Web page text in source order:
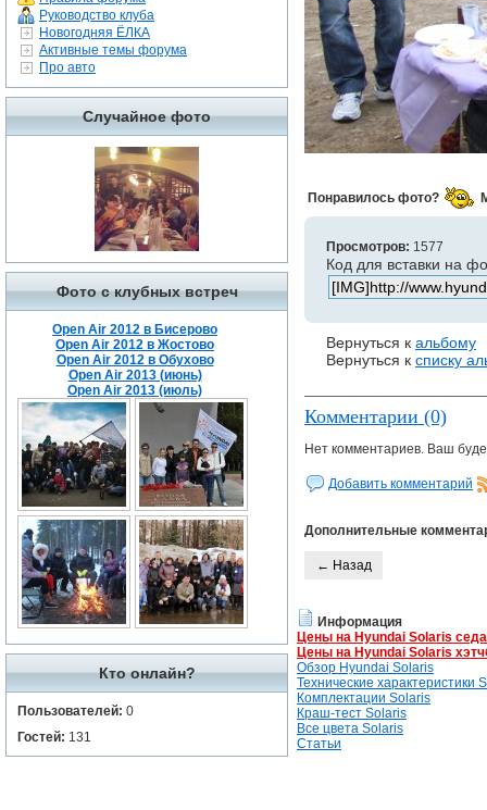
Руководство клуба
Новогодняя ЁЛКА
Активные темы форума
Про авто
Случайное фото
Фото с клубных встреч
Open Air 2012 в Бисерово
Open Air 2012 в Жостово
Open Air 2012 в Обухово
Open Air 2013 (июнь)
Open Air 2013 (июль)
Кто онлайн?
Пользователей: 0
Гостей: 131
Понравилось фото?
Просмотров: 1577
Код для вставки на
Вернуться к альбому
Вернуться к списку
Комментарии (0)
Нет комментариев. Ваш
Добавить комментарий
Дополнительные
← Назад
Информация
Цены на Hyundai Solaris
Цены на Hyundai Solaris
Обзор Hyundai Solaris
Технические характеристики
Комплектации Solaris
Краш-тест Solaris
Все цвета Solaris
Статьи